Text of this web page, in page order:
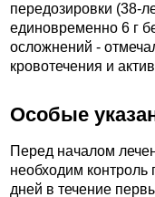
передозировки (38-
единовременно 6 г
осложнений -
кровотечения и
Особые
Перед началом
необходим
дней в течение